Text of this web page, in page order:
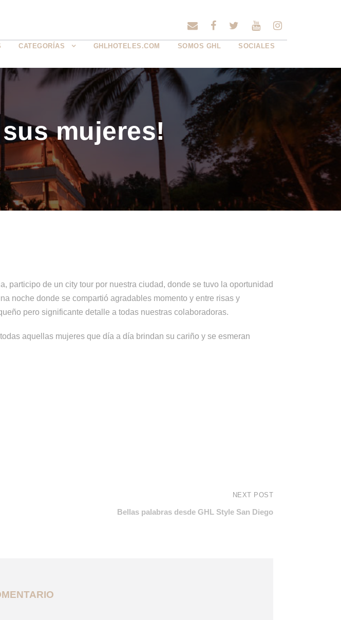
CATEGORÍAS GHLHOTELES.COM SOMOS GHL SOCIALES
mujeres!
participo de un city tour por nuestra ciudad, donde se tuvo la oportunidad
noche donde se compartió agradables momento y entre risas y
pero significante detalle a todas nuestras colaboradoras.
aquellas mujeres que día a día brindan su cariño y se esmeran
NEXT POST
Bellas palabras desde GHL Style San Diego